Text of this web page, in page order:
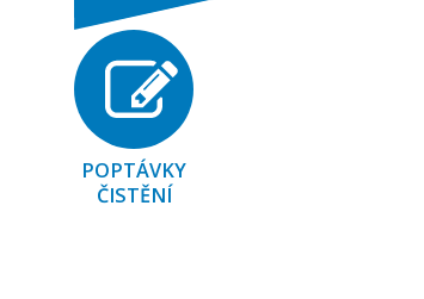
POPTÁVKY
ČISTĚNÍ